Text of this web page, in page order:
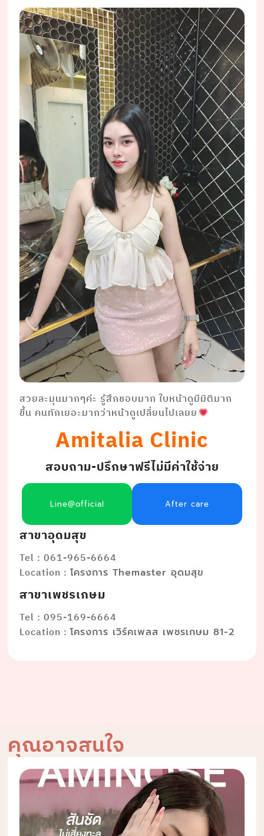
สวยละมุนมากๆค่ะ รู้สึกชอบมาก ใบหน้าดูมีมิติมาก
ขึ้น คนทักเยอะมากว่าหน้าดูเปลี่ยนไปเลยย
Amitalia Clinic
สอบถาม-ปรึกษาฟรีไม่มีค่าใช้จ่าย
Line@official After care
สาขาอุดมสุข
Tel : 061-965-6664
Location :โครงการ Themaster อุดมสุข
สาขาเพชรเกษม
Tel : 095-169-6664
Location :โครงการ เวิร์คเพลส เพชรเกษม 81-2
คุณอาจสนใจ